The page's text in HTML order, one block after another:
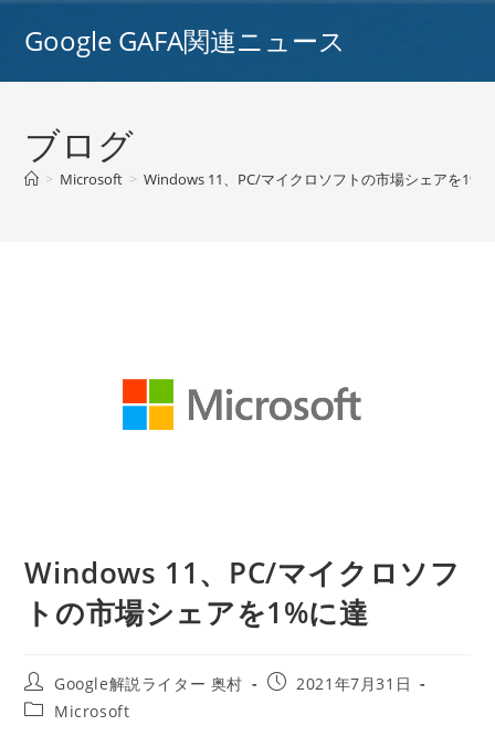
Google GAFA関連ニュース
ブログ
> Microsoft > Windows 11、PC/マイクロソフトの市場シェアを1%
Windows 11、PC/マイクロソフ
トの市場シェアを1%に達
投
稿
者:
Google解説ライター 奥村
投
2021年7月31日
投
Microsoft